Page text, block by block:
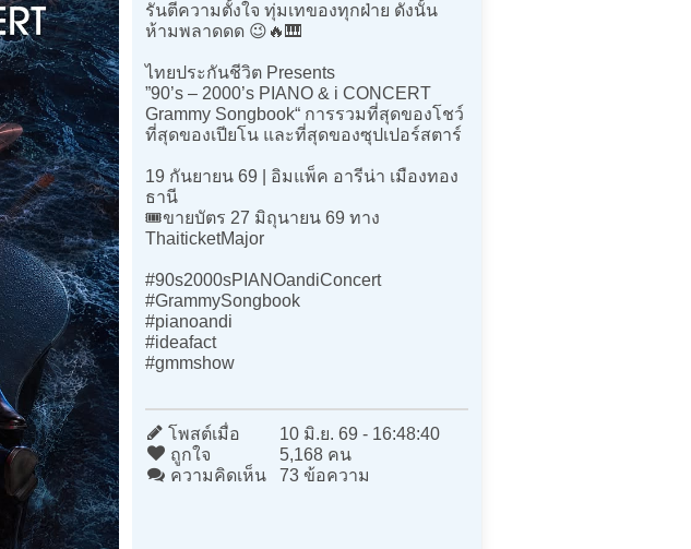
รันตีความตั้งใจ ทุ่มเทของทุกฝ่าย ดังนั้น
ห้ามพลาดดด 😉🔥🎹
ไทยประกันชีวิต Presents
”90’s – 2000’s PIANO & i CONCERT
Grammy Songbook“ การรวมที่สุดของโชว์
ที่สุดของเปียโน และที่สุดของซุปเปอร์สตาร์
19 กันยายน 69 | อิมแพ็ค อารีน่า เมืองทอง
ธานี
🎟️ขายบัตร 27 มิถุนายน 69 ทาง
ThaiticketMajor
#90s2000sPIANOandiConcert
#GrammySongbook
#pianoandi
#ideafact
#gmmshow
โพสต์เมื่อ
10 มิ.ย. 69 - 16:48:40
ถูกใจ
5,168 คน
ความคิดเห็น
73 ข้อความ